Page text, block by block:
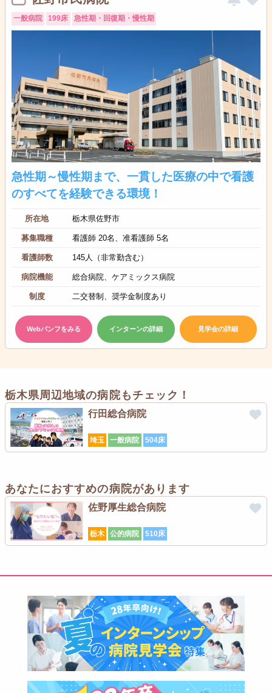
一般病院 199床 急性期・回復期・慢性期
急性期～慢性期まで、一貫した医療の中で看護
のすべてを経験できる環境！
所在地 栃木県佐野市
募集職種 看護師 20名、准看護師 5名
看護師数 145人（非常勤含む）
病院機能 総合病院、ケアミックス病院
制度 二交替制、奨学金制度あり
Webパンフをみる インターンの詳細 見学会の詳細
栃木県周辺地域の病院もチェック！
行田総合病院
埼玉 一般病院 504床
あなたにおすすめの病院があります
佐野厚生総合病院
栃木 公的病院 510床